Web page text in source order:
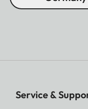
Service &